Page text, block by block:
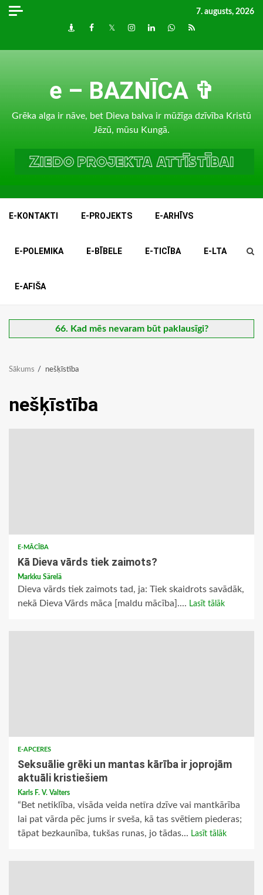
Skip
7. augusts, 2026
DraugiemFacebook
TwitterInstagram
LinkedInwhatsapp
RSS
e – BAZNĪCA ✞
Grēka alga ir nāve, bet Dieva balva ir mūžīga dzīvība Kristū
Jēzū, mūsu Kungā.
E-KONTAKTI E-PROJEKTS E-ARHĪVS
E-POLEMIKA E-BĪBELE E-TICĪBA E-LTA
E-AFIŠA
66. Kad mēs nevaram būt paklausīgi?
Sākums nešķīstība
nešķīstība
E-MĀCĪBA
Kā Dieva vārds tiek zaimots?
Markku Särelä
Dieva vārds tiek zaimots tad, ja: Tiek skaidrots savādāk,
nekā Dieva Vārds māca [maldu mācība].... Lasīt tālāk
E-APCERES
Seksuālie grēki un mantas kārība ir joprojām
aktuāli kristiešiem
Karls F. V. Valters
“Bet netiklība, visāda veida netīra dzīve vai mantkārība
lai pat vārda pēc jums ir sveša, kā tas svētiem piederas;
tāpat bezkaunība, tukšas runas, jo tādas... Lasīt tālāk